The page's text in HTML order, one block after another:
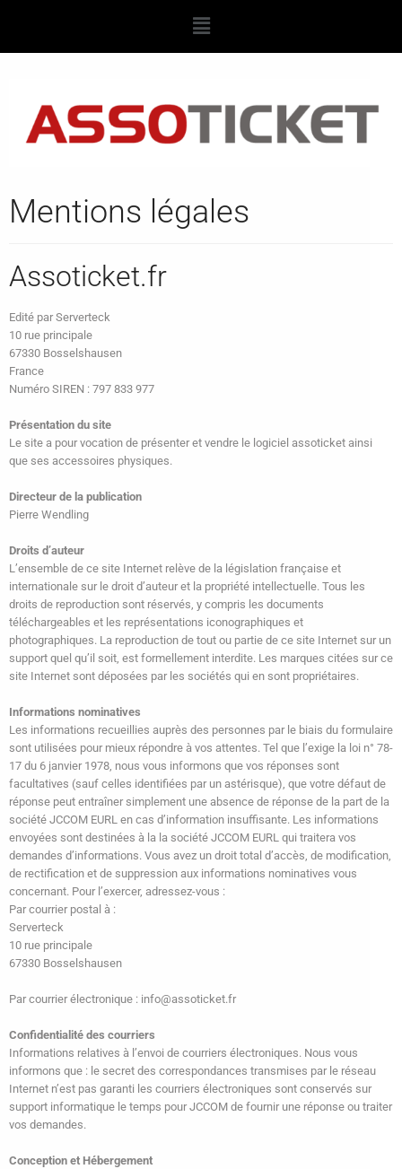
Mentions légales
Assoticket.fr
Edité par Serverteck
10 rue principale
67330 Bosselshausen
France
Numéro SIREN : 797 833 977
Présentation du site
Le site a pour vocation de présenter et vendre le logiciel assoticket ainsi
que ses accessoires physiques.
Directeur de la publication
Pierre Wendling
Droits d’auteur
L’ensemble de ce site Internet relève de la législation française et
internationale sur le droit d’auteur et la propriété intellectuelle. Tous les
droits de reproduction sont réservés, y compris les documents
téléchargeables et les représentations iconographiques et
photographiques. La reproduction de tout ou partie de ce site Internet sur un
support quel qu’il soit, est formellement interdite. Les marques citées sur ce
site Internet sont déposées par les sociétés qui en sont propriétaires.
Informations nominatives
Les informations recueillies auprès des personnes par le biais du formulaire
sont utilisées pour mieux répondre à vos attentes. Tel que l’exige la loi n° 78-
17 du 6 janvier 1978, nous vous informons que vos réponses sont
facultatives (sauf celles identifiées par un astérisque), que votre défaut de
réponse peut entraîner simplement une absence de réponse de la part de la
société JCCOM EURL en cas d’information insuffisante. Les informations
envoyées sont destinées à la la société JCCOM EURL qui traitera vos
demandes d’informations. Vous avez un droit total d’accès, de modification,
de rectification et de suppression aux informations nominatives vous
concernant. Pour l’exercer, adressez-vous :
Par courrier postal à :
Serverteck
10 rue principale
67330 Bosselshausen
Par courrier électronique : info@assoticket.fr
Confidentialité des courriers
Informations relatives à l’envoi de courriers électroniques. Nous vous
informons que : le secret des correspondances transmises par le réseau
Internet n’est pas garanti les courriers électroniques sont conservés sur
support informatique le temps pour JCCOM de fournir une réponse ou traiter
vos demandes.
Conception et Hébergement